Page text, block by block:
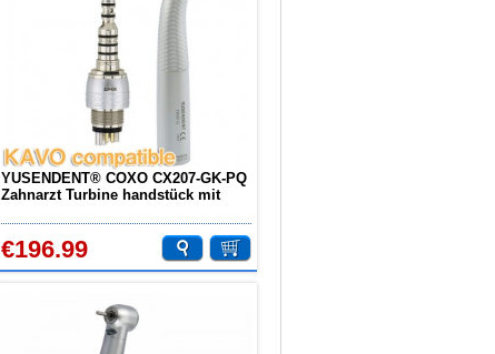
YUSENDENT® COXO CX207-GK-PQ
Zahnarzt Turbine handstück mit
€196.99